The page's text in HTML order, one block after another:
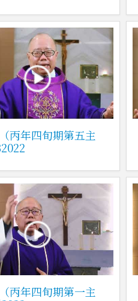
丙年四旬期第五主
丙年四旬期第一主